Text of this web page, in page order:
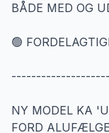
BÅDE MED OG
🟢
NY MODEL KA
FORD